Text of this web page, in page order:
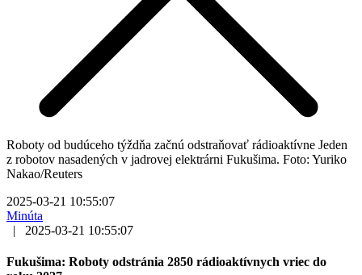
Roboty od budúceho týždňa začnú odstraňovať rádioaktívne Jeden
z robotov nasadených v jadrovej elektrárni Fukušima. Foto: Yuriko
Nakao/Reuters
2025-03-21 10:55:07
Minúta
|
2025-03-21 10:55:07
Fukušima: Roboty odstránia 2850 rádioaktívnych vriec do